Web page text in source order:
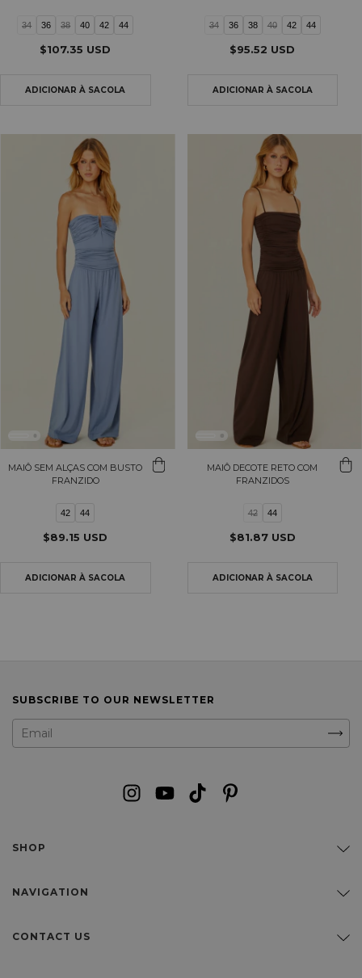
34 36 38 40 42 44
$107.35 USD
34 36 38 40 42 44
$95.52 USD
MAIÔ SEM ALÇAS COM BUSTO
FRANZIDO
42 44
$89.15 USD
MAIÔ DECOTE RETO COM
FRANZIDOS
42 44
$81.87 USD
SUBSCRIBE TO OUR NEWSLETTER
SHOP
NAVIGATION
CONTACT US